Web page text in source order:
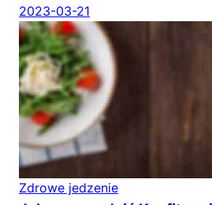
2023-03-21
Zdrowe jedzenie